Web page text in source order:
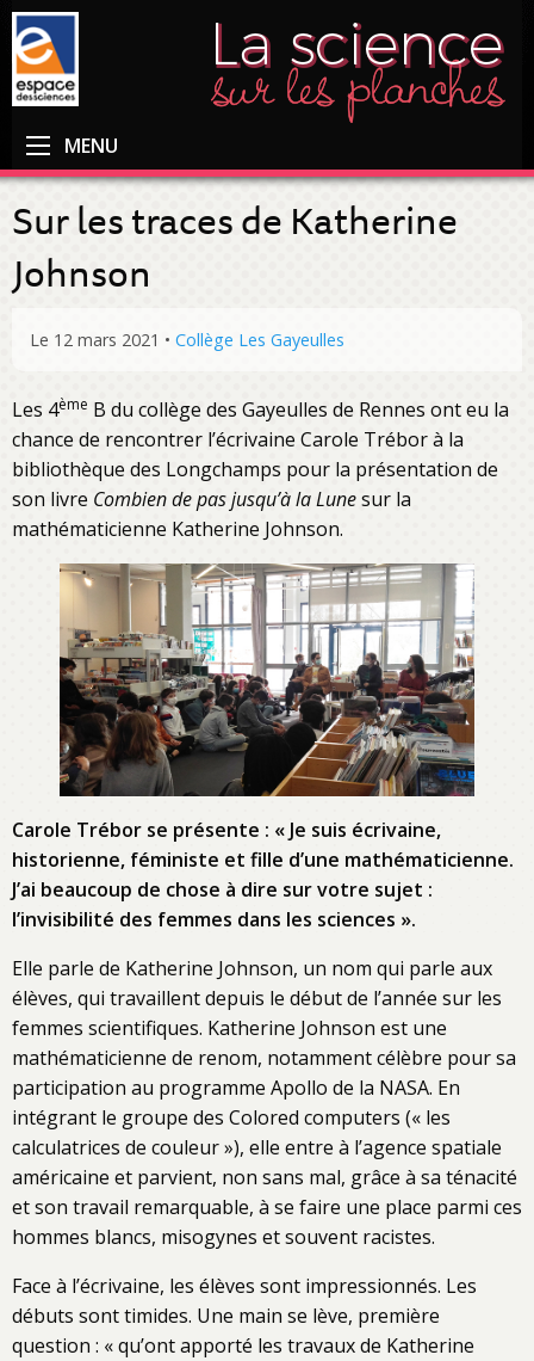
MENU
Sur les traces de Katherine
Johnson
Le 12 mars 2021 • Collège Les Gayeulles
Les 4ème B du collège des Gayeulles de Rennes ont eu la
chance de rencontrer l’écrivaine Carole Trébor à la
bibliothèque des Longchamps pour la présentation de
son livre Combien de pas jusqu’à la Lunesur la
mathématicienne Katherine Johnson.
Carole Trébor se présente : « Je suis écrivaine,
historienne, féministe et fille d’une mathématicienne.
J’ai beaucoup de chose à dire sur votre sujet :
l’invisibilité des femmes dans les sciences ».
Elle parle de Katherine Johnson, un nom qui parle aux
élèves, qui travaillent depuis le début de l’année sur les
femmes scientifiques. Katherine Johnson est une
mathématicienne de renom, notamment célèbre pour sa
participation au programme Apollo de la NASA. En
intégrant le groupe des Colored computers (« les
calculatrices de couleur »), elle entre à l’agence spatiale
américaine et parvient, non sans mal, grâce à sa ténacité
et son travail remarquable, à se faire une place parmi ces
hommes blancs, misogynes et souvent racistes.
Face à l’écrivaine, les élèves sont impressionnés. Les
débuts sont timides. Une main se lève, première
question : « qu’ont apporté les travaux de Katherine